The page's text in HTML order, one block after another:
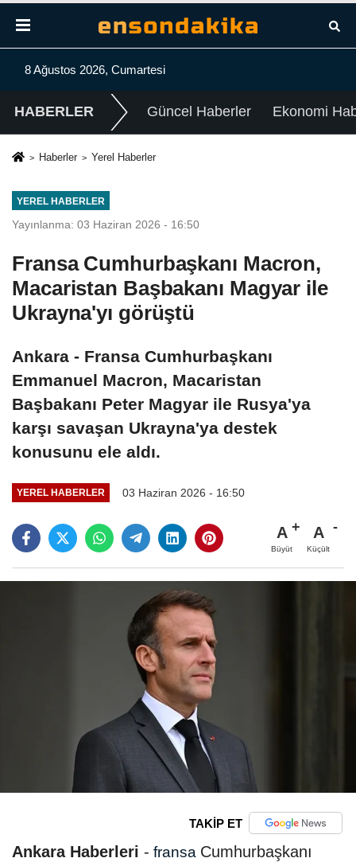
8 Ağustos 2026, Cumartesi
HABERLER Güncel Haberler Ekonomi
Haberler Yerel Haberler
YEREL HABERLER
Yayınlanma: 03 Haziran 2026 - 16:50
Fransa Cumhurbaşkanı Macron,
Macaristan Başbakanı Magyar ile
Ukrayna'yı görüştü
Ankara - Fransa Cumhurbaşkanı
Emmanuel Macron, Macaristan
Başbakanı Peter Magyar ile Rusya'ya
karşı savaşan Ukrayna'ya destek
konusunu ele aldı.
YEREL HABERLER 03 Haziran 2026 - 16:50
A
Büyüt
A
Küçült
TAKİP ET
Ankara Haberleri - fransa Cumhurbaşkanı